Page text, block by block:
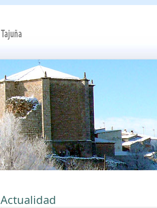
Actualidad